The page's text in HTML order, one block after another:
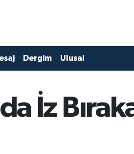
Dergim Ulusal
İz